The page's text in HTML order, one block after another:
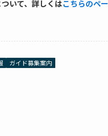
いて、詳しくはこちらのペ
ガイド募集案内